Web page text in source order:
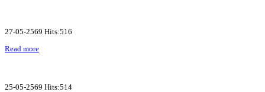
27-05-2569 Hits:516
Read more
25-05-2569 Hits:514